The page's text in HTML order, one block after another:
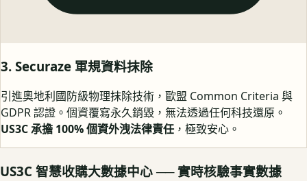
3. Securaze 軍規資料抹除
引進奧地利國防級物理抹除技術，歐盟 Common Criteria 與
GDPR 認證。個資覆寫永久銷毀，無法透過任何科技還原。
US3C 承擔 100% 個資外洩法律責任 ，極致安心。
US3C 智慧收購大數據中心 ── 實時核驗事實數據